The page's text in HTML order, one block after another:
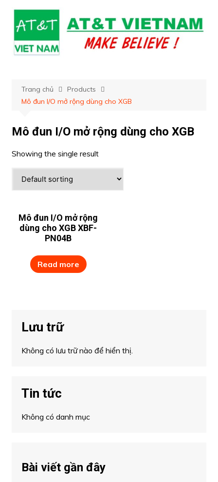
phần
dung
Trang chủ
Products
Mô đun I/O mở rộng dùng cho XGB
Mô đun I/O mở rộng dùng cho XGB
Showing the single result
Mô đun I/O mở rộng
dùng cho XGB XBF-
PN04B
Read more
Lưu trữ
Không có lưu trữ nào để hiển thị.
Tin tức
Không có danh mục
Bài viết gần đây